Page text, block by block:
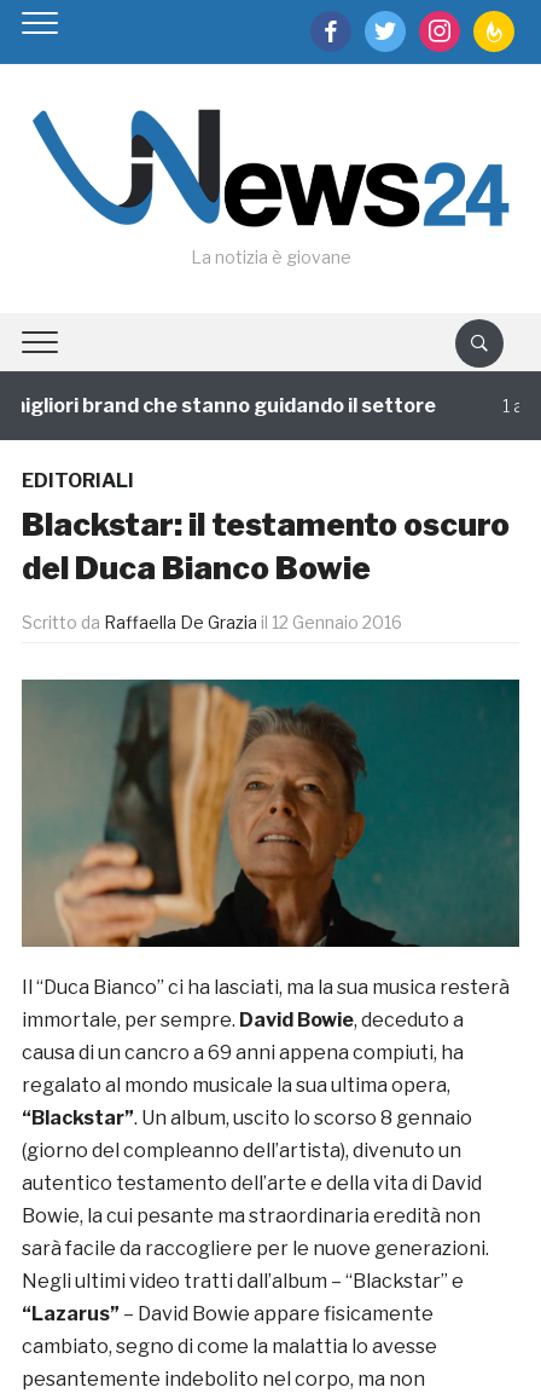
facebooktwitter instagram
La notizia è giovane
brand che stanno guidando il settore 1 annofa
EDITORIALI
Blackstar: il testamento oscuro
del Duca Bianco Bowie
Scritto da Raffaella De Grazia il 12 Gennaio 2016
Il “Duca Bianco” ci ha lasciati, ma la sua musica resterà
immortale, per sempre. David Bowie, deceduto a
causa di un cancro a 69 anni appena compiuti, ha
regalato al mondo musicale la sua ultima opera,
“Blackstar”. Un album, uscito lo scorso 8 gennaio
(giorno del compleanno dell’artista), divenuto un
autentico testamento dell’arte e della vita di David
Bowie, la cui pesante ma straordinaria eredità non
sarà facile da raccogliere per le nuove generazioni.
Negli ultimi video tratti dall’album – “Blackstar” e
“Lazarus” – David Bowie appare fisicamente
cambiato, segno di come la malattia lo avesse
pesantemente indebolito nel corpo, ma non